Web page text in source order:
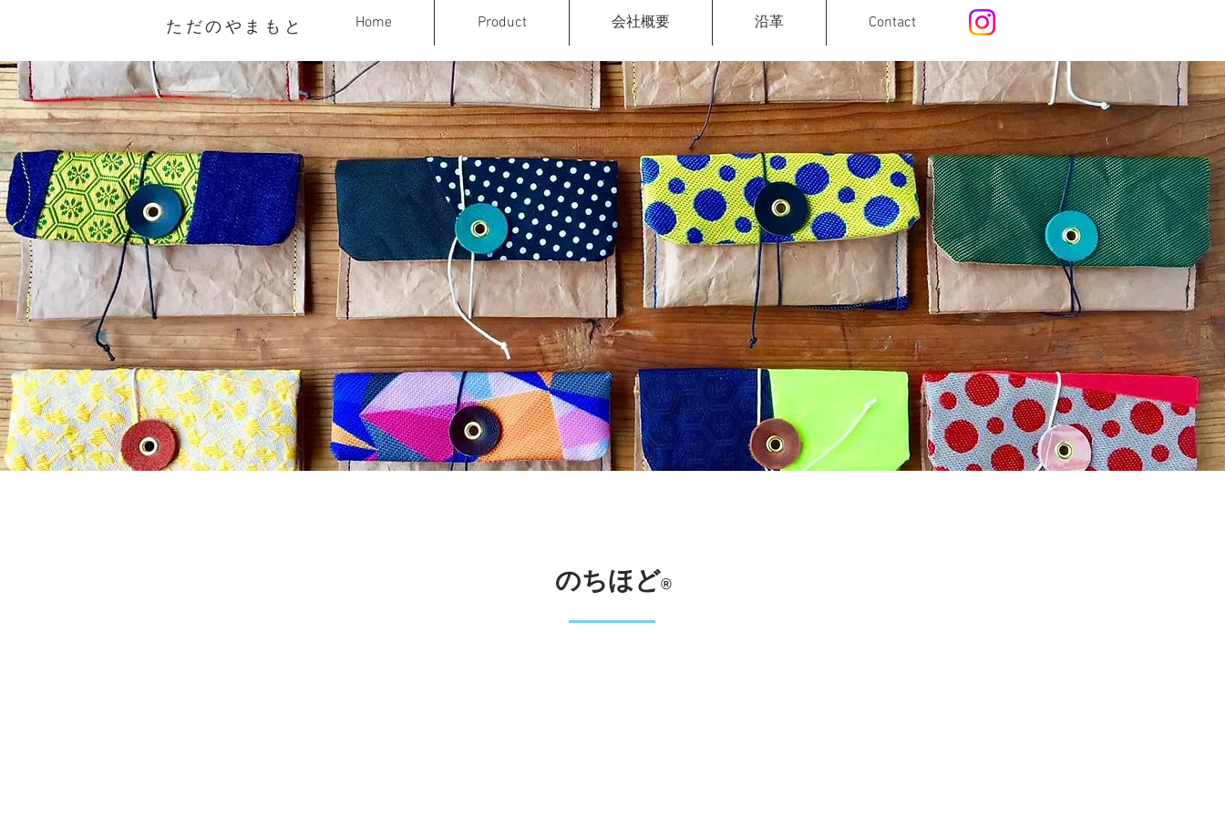
ただのやまもと Home Product 会社概要 沿革 Contact
のちほど®